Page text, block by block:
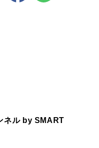
ネル by SMART